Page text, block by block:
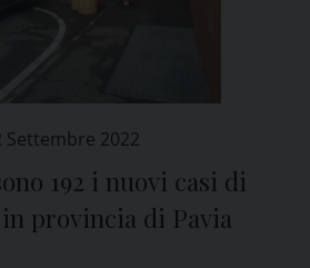
Settembre 2022
192 i nuovi casi di
provincia di Pavia